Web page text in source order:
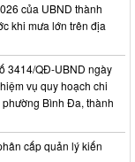
của UBND thành
khi mưa lớn trên địa
3414/QĐ-UBND ngày
vụ quy hoạch chi
Bình Đa, thành
cấp quản lý kiến